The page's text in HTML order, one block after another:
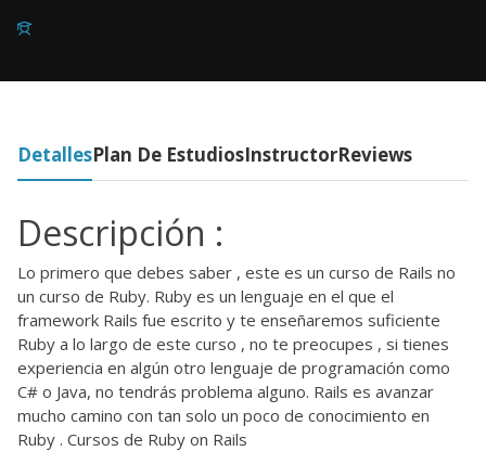
DetallesPlan De EstudiosInstructorReviews
Descripción :
Lo primero que debes saber , este es un curso de Rails no
un curso de Ruby. Ruby es un lenguaje en el que el
framework Rails fue escrito y te enseñaremos suficiente
Ruby a lo largo de este curso , no te preocupes , si tienes
experiencia en algún otro lenguaje de programación como
C# o Java, no tendrás problema alguno. Rails es avanzar
mucho camino con tan solo un poco de conocimiento en
Ruby . Cursos de Ruby on Rails